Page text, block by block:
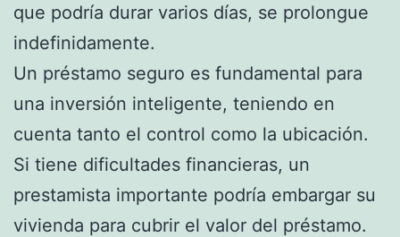
que podría durar varios días, se prolongue
indefinidamente.
Un préstamo seguro es fundamental para
una inversión inteligente, teniendo en
cuenta tanto el control como la ubicación.
Si tiene dificultades financieras, un
prestamista importante podría embargar su
vivienda para cubrir el valor del préstamo.